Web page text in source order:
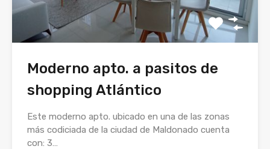
Moderno apto. a pasitos de
shopping Atlántico
Este moderno apto. ubicado en una de las zonas
más codiciada de la ciudad de Maldonado cuenta
con: 3…